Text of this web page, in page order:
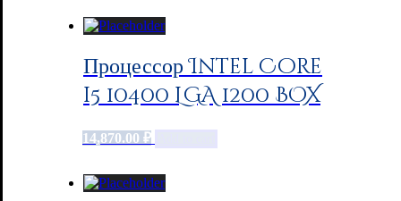
Процессор Intel Core
i5 10400 LGA 1200 BOX
14,870.00 ₽